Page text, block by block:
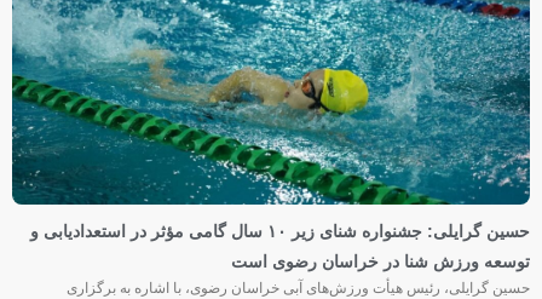
حسین گرایلی: جشنواره شنای زیر ۱۰ سال گامی مؤثر در استعدادیابی و
توسعه ورزش شنا در خراسان رضوی است
حسین گرایلی، رئیس هیأت ورزش‌های آبی خراسان رضوی، با اشاره به برگزاری